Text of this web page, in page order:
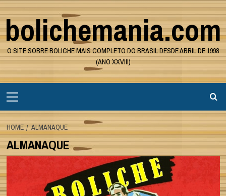
Skip
to
content
bolichemania.com
O SITE SOBRE BOLICHE MAIS COMPLETO DO BRASIL DESDE ABRIL DE 1998
(ANO XXVIII)
Menu
HOME ALMANAQUE
ALMANAQUE